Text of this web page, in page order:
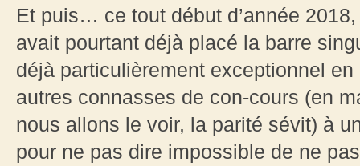
Et puis… ce tout début d’année
avait pourtant déjà placé la barre
déjà particulièrement exceptionnel
autres connasses de con-cours (en
nous allons le voir, la parité sévit) à
pour ne pas dire impossible de ne